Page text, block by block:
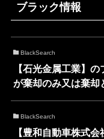
ブラック情報
BlackSearch
【石光金属工業】
が棄却のみ又は棄却
BlackSearch
【豊和自動車株式